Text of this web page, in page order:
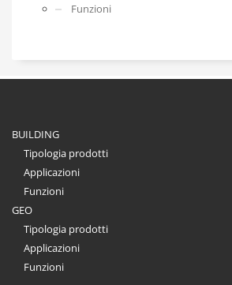
Funzioni
BUILDING
Tipologia prodotti
Applicazioni
Funzioni
GEO
Tipologia prodotti
Applicazioni
Funzioni